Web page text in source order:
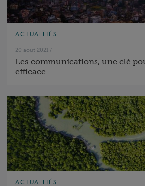
ACTUALITÉS
20 août 2021 /
Les communications, une clé
efficace
ACTUALITÉS